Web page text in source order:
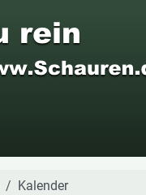
Kalender